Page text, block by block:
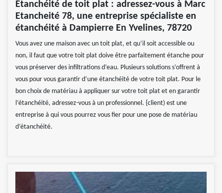
Étanchéité de toit plat : adressez-vous à Marc
Etancheité 78, une entreprise spécialiste en
étanchéité à Dampierre En Yvelines, 78720
Vous avez une maison avec un toit plat, et qu’il soit accessible ou
non, il faut que votre toit plat doive être parfaitement étanche pour
vous préserver des infiltrations d’eau. Plusieurs solutions s’offrent à
vous pour vous garantir d’une étanchéité de votre toit plat. Pour le
bon choix de matériau à appliquer sur votre toit plat et en garantir
l’étanchéité, adressez-vous à un professionnel. {client) est une
entreprise à qui vous pourrez vous fier pour une pose de matériau
d’étanchéité.